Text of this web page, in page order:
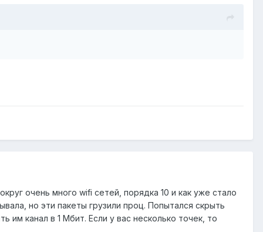
очень много wifi сетей, порядка 10 и как уже стало
но эти пакеты грузили проц. Попытался скрыть
им канал в 1 Мбит. Если у вас несколько точек, то